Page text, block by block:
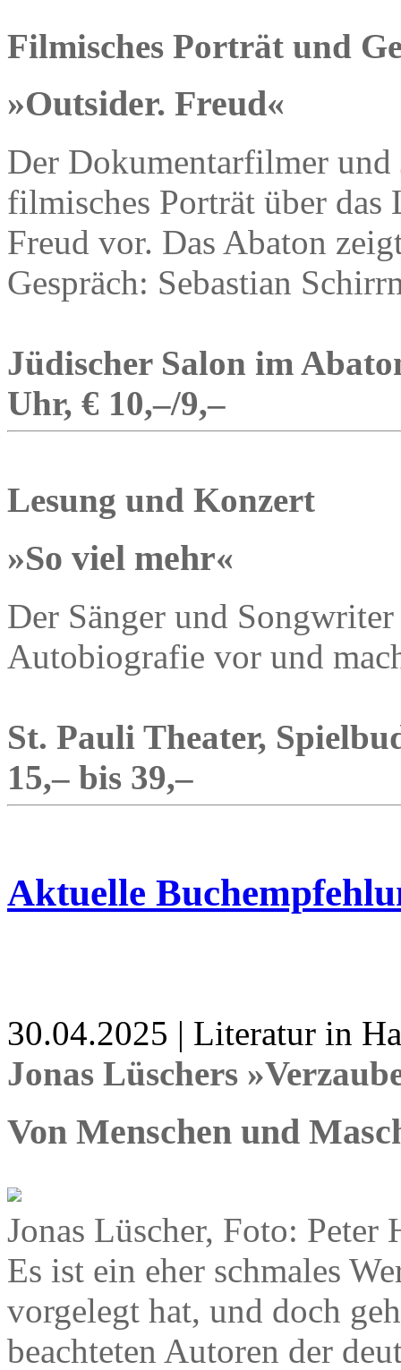
Filmisches Porträt und
»Outsider. Freud«
Der Dokumentarfilmer
filmisches Porträt über
Freud vor. Das Abaton
Gespräch: Sebastian
Jüdischer Salon im
Uhr, € 10,–/9,–
Lesung und Konzert
»So viel mehr«
Der Sänger und
Autobiografie vor und
St. Pauli Theater,
15,– bis 39,–
Aktuelle
30.04.2025 | Literatur in
Jonas Lüschers
Von Menschen und
Jonas Lüscher, Foto: Peter
Es ist ein eher schmales
vorgelegt hat, und doch
beachteten Autoren der